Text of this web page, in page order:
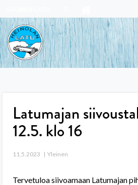
to
content
Latumajan
12.5. klo 16
11.5.2023 Yleinen
Tervetuloa siivoamaan Latumajan